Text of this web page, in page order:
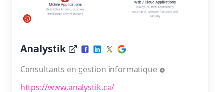
Analystik
Consultants en gestion informatique
https://www.analystik.ca/